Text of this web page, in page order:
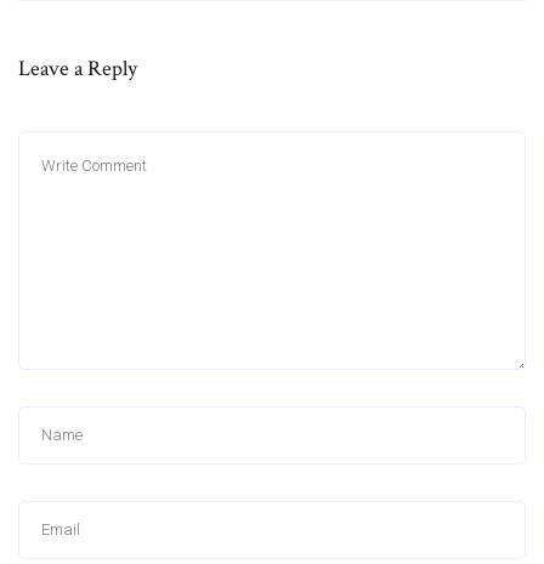
Leave a Reply